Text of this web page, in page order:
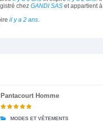
chez GANDI SAS et appartient à
il y a 2 ans.
Pantacourt Homme
MODES ET VÊTEMENTS